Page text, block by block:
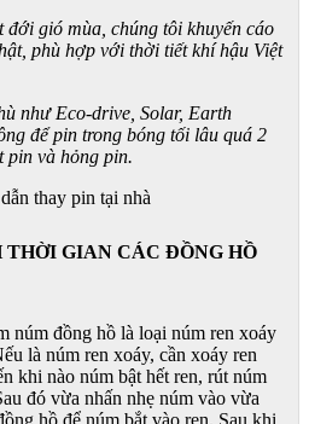
gió mùa, chúng tôi khuyến cáo
phù hợp với thời tiết khí hậu Việt
như Eco-drive, Solar, Earth
để pin trong bóng tối lâu quá 2
pin và hỏng pin.
THỜI GIAN CÁC ĐỒNG HỒ
núm đồng hồ là loại núm ren xoáy
là núm ren xoáy, cần xoáy ren
khi nào núm bật hết ren, rút núm
đó vừa nhấn nhẹ núm vào vừa